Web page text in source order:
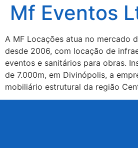
Mf Eventos
A MF Locações atua no mercado
desde 2006, com locação de
eventos e sanitários para obras.
de 7.000m, em Divinópolis, a
mobiliário estrutural da região